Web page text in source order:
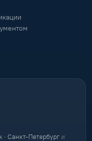
· Санкт-Петербург и